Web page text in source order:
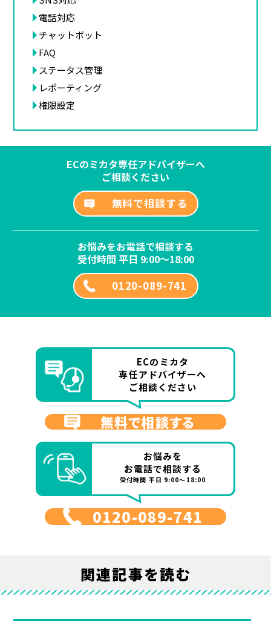
電話対応
チャットボット
FAQ
ステータス管理
レポーティング
権限設定
ECのミカタ専任アドバイザーへ
ご相談ください
無料で相談する
お悩みをお電話で相談する
受付時間 平日 9:00～18:00
0120-089-741
ECのミカタ
専任アドバイザーへ
ご相談ください
無料で相談する
お悩みを
お電話で相談する
受付時間 平日 9:00～18:00
0120-089-741
関連記事を読む